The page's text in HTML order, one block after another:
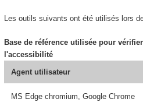
Les outils suivants ont été utilisés lors
Base de référence utilisée pour
l'accessibilité
Agent utilisateur
MS Edge chromium, Google Chrome